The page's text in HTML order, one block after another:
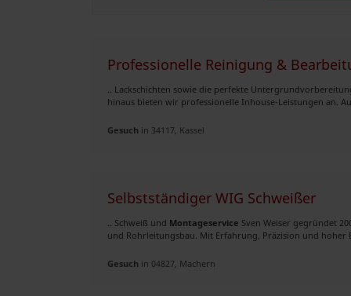
Professionelle Reinigung &
.. Lackschichten sowie die perfekte
hinaus bieten wir professionelle Inhouse-Leistungen an.
Gesuch in 34117, Kassel
Selbstständiger WIG Schweißer
.. Schweiß und Montageservice Sven Weiser gegründet
und Rohrleitungsbau. Mit Erfahrung, Präzision und hoher
Gesuch in 04827, Machern